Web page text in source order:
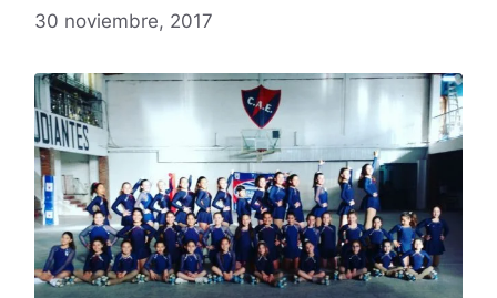
30 noviembre, 2017